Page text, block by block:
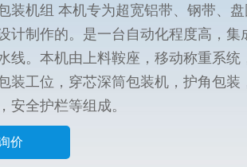
装机组 本机专为超宽铝带、钢带、
计制作的。是一台自动化程度高，集
线。本机由上料鞍座，移动称重系统
装工位，穿芯深筒包装机，护角包装
安全护栏等组成。
价